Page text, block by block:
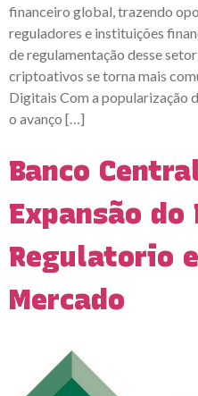
financeiro global, trazendo
reguladores e instituições
de regulamentação desse
criptoativos se torna mais
Digitais Com a popularização
o avanço […]
Banco
Expansão do
Regulatorio
Mercado